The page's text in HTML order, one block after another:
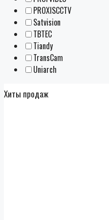
PROXISCCTV
Satvision
TBTEC
Tiandy
TransCam
Uniarch
Хиты продаж